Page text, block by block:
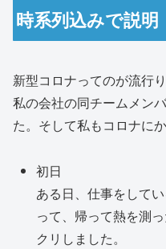
時系列込みで説明
新型コロナってのが流行
私の会社の同チームメン
た。そして私もコロナに
初日
ある日、仕事をして
って、帰って熱を測
クリしました。